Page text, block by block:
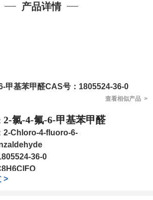
产品详情
甲基苯甲醛CAS号：1805524-36-0
查看相似产品 >
2-氯-4-氟-6-甲基苯甲醛
2-Chloro-4-fluoro-6-
36-0
>